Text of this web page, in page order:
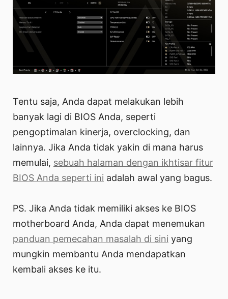
Tentu saja, Anda dapat melakukan lebih
banyak lagi di BIOS Anda, seperti
pengoptimalan kinerja, overclocking, dan
lainnya. Jika Anda tidak yakin di mana harus
memulai, sebuah halaman dengan ikhtisar fitur
BIOS Anda seperti ini adalah awal yang bagus.
PS. Jika Anda tidak memiliki akses ke BIOS
motherboard Anda, Anda dapat menemukan
panduan pemecahan masalah di sini yang
mungkin membantu Anda mendapatkan
kembali akses ke itu.